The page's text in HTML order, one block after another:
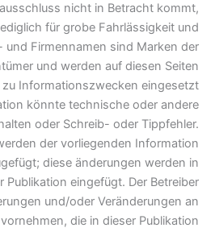
nicht in Betracht kommt,
für grobe Fahrlässigkeit und
und Firmennamen sind Marken der
und werden auf diesen Seiten
Informationszwecken eingesetzt.
könnte technische oder andere
oder Schreib- oder Tippfehler.
der vorliegenden Information
diese änderungen werden in
Publikation eingefügt. Der Betreiber
und/oder Veränderungen an
die in dieser Publikation